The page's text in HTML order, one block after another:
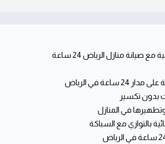
صيانة منازل الرياض 24 ساعة